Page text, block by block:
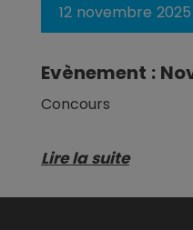
12 novembre 2025
Evènement :
Concours
Lire la suite